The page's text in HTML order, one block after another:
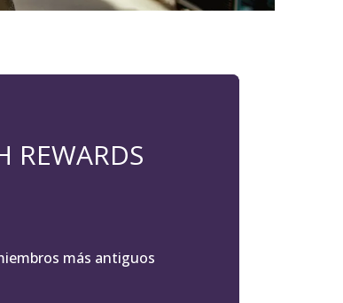
REWARDS
más antiguos